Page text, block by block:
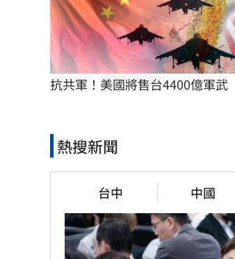
抗共軍！美國將售台4400億軍武
熱搜新聞
台中 中國